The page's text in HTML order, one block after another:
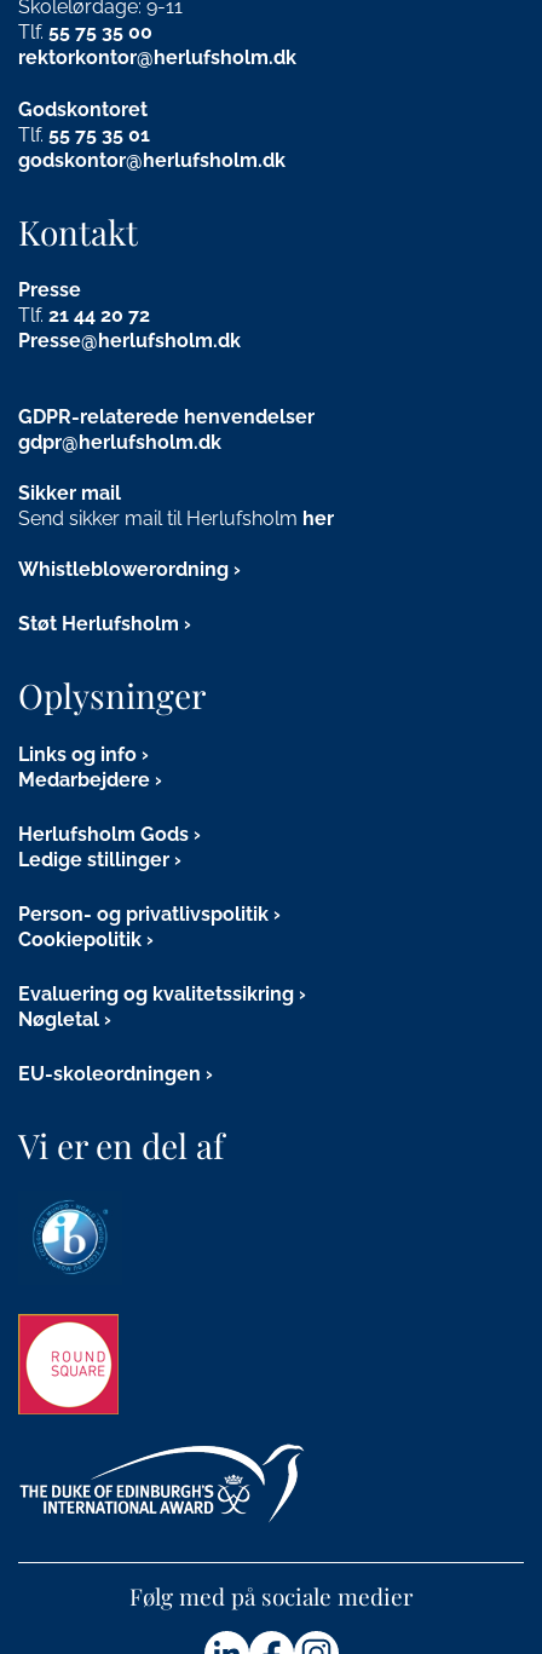
Skolelørdage: 9-11
Tlf. 55 75 35 00
rektorkontor@herlufsholm.dk
Godskontoret
Tlf. 55 75 35 01
godskontor@herlufsholm.dk
Kontakt
Presse
Tlf. 21 44 20 72
Presse@herlufsholm.dk
GDPR-relaterede henvendelser
gdpr@herlufsholm.dk
Sikker mail
Send sikker mail til Herlufsholm her
Whistleblowerordning
Støt Herlufsholm
Oplysninger
Links og info
Medarbejdere
Herlufsholm Gods
Ledige stillinger
Person- og privatlivspolitik
Cookiepolitik
Evaluering og kvalitetssikring
Nøgletal
EU-skoleordningen
Vi er en del af
Følg med på sociale medier